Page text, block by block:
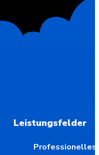
Leistungsfelder
Professionelles